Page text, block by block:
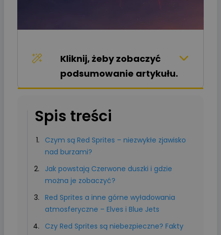
Kliknij, żeby zobaczyć
podsumowanie artykułu.
Spis treści
Czym są Red Sprites – niezwykłe zjawisko
nad burzami?
Jak powstają Czerwone duszki i gdzie
można je zobaczyć?
Red Sprites a inne górne wyładowania
atmosferyczne – Elves i Blue Jets
Czy Red Sprites są niebezpieczne? Fakty